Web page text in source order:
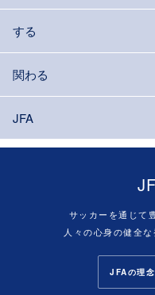
する
関わる
JFA
サッカーを通じて
人々の心身の健全
JFAの理